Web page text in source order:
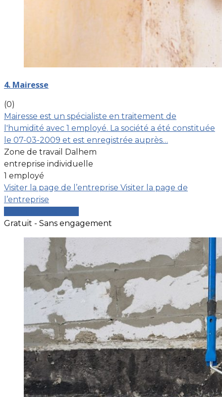
4. Mairesse
(0)
Mairesse est un spécialiste en traitement de
l'humidité avec 1 employé. La société a été constituée
le 07-03-2009 et est enregistrée auprès…
Zone de travail Dalhem
entreprise individuelle
1 employé
Visiter la page de l’entreprise Visiter la page de
l’entreprise
Gratuit - Sans engagement